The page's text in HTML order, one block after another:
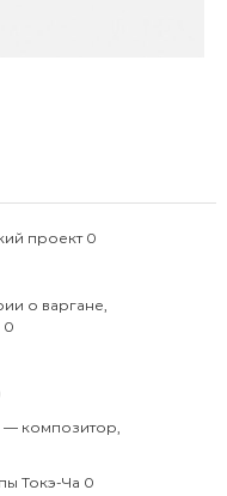
проект 0
о варгане,
0
композитор,
Токэ-Ча 0